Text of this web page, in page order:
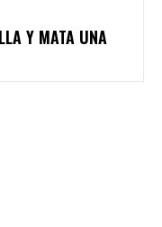
Y MATA UNA